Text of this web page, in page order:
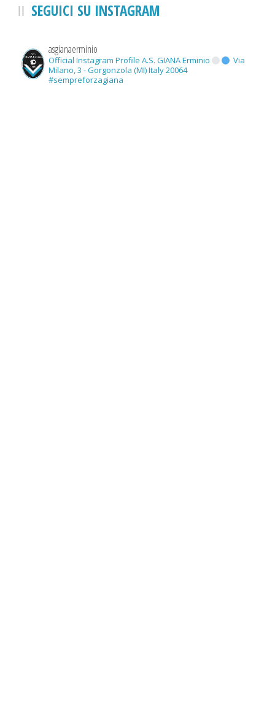
SEGUICI SU INSTAGRAM
asgianaerminio
Official Instagram Profile A.S. GIANA Erminio
Via
Milano, 3 - Gorgonzola (MI) Italy 20064
#sempreforzagiana